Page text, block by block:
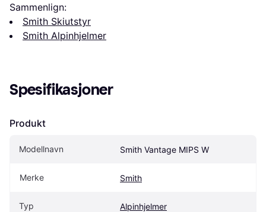
Sammenlign:
Smith Skiutstyr
Smith Alpinhjelmer
Spesifikasjoner
Produkt
Modellnavn Smith Vantage MIPS W
Merke Smith
Typ Alpinhjelmer